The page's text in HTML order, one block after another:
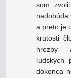
som
nadobúda
a preto je
krutosti
hrozby –
ľudských
dokonca